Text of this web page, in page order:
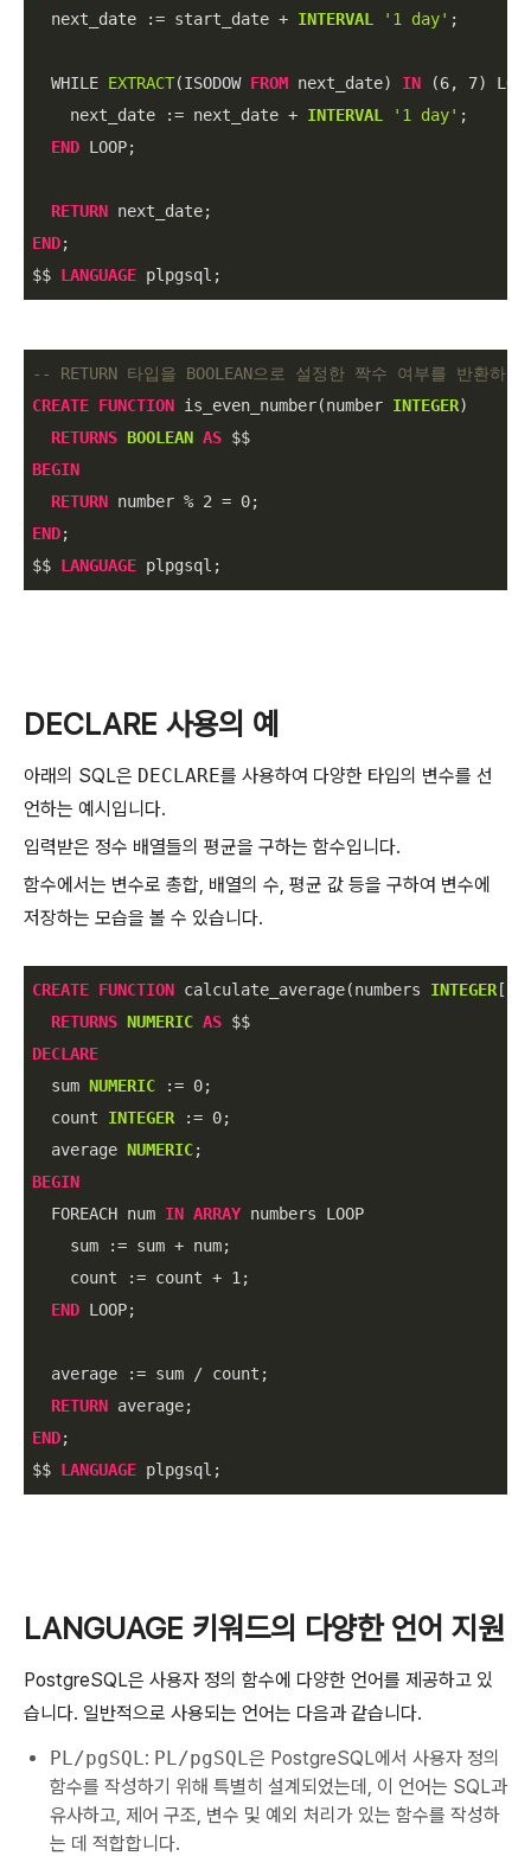
  next_date :
= start_date + INTERVAL '1 day' ;
  WHILE
EXTRACT(ISODOW FROM next_date) IN (6, 7)
    next_date :
= next_date + INTERVAL '1 day' ;
END LOOP;
RETURN
END;
$$ LANGUAGE plpgsql;
-- RETURN 타입을 BOOLEAN으로 설정한 짝수 여부를 반환하는
CREATE FUNCTION is_even_number(number INTEGER)
RETURNS BOOLEAN AS
BEGIN
RETURN number % 2 = 0
END;
$$ LANGUAGE plpgsql;
DECLARE 사용의 예
아래의 SQL은 DECLARE를 사용하여 다양한 타입의 변수를 선
언하는 예시입니다.
입력받은 정수 배열들의 평균을 구하는 함수입니다.
함수에서는 변수로 총합, 배열의 수, 평균 값 등을 구하여 변수에
저장하는 모습을 볼 수 있습니다.
CREATE FUNCTION calculate_average(numbers INTEGER [])
RETURNS NUMERIC AS
DECLARE
  sum
NUMERIC := 0;
  count
INTEGER := 0;
  average
NUMERIC
BEGIN
  FOREACH num
IN ARRAY numbers LOOP
    sum :
= sum + num;
    count :
= count + 1 ;
END LOOP;
  average :
= sum / count;
RETURN
END;
$$ LANGUAGE plpgsql;
LANGUAGE 키워드의 다양한 언어 지원
PostgreSQL은 사용자 정의 함수에 다양한 언어를 제공하고 있
습니다. 일반적으로 사용되는 언어는 다음과 같습니다.
PL/pgSQL: PL/pgSQL은 PostgreSQL에서 사용자 정의
함수를 작성하기 위해 특별히 설계되었는데, 이 언어는 SQL과
유사하고, 제어 구조, 변수 및 예외 처리가 있는 함수를 작성하
는 데 적합합니다.